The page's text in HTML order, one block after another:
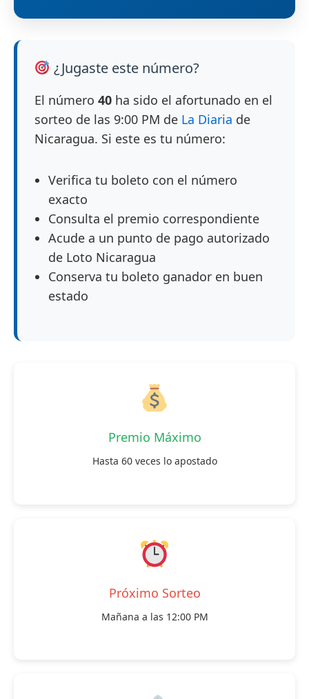
¿Jugaste este número?
El número 40 ha sido el afortunado en el
sorteo de las 9:00 PM de La Diaria de
Nicaragua. Si este es tu número:
Verifica tu boleto con el número
exacto
Consulta el premio correspondiente
Acude a un punto de pago autorizado
de Loto Nicaragua
Conserva tu boleto ganador en buen
estado
Premio Máximo
Hasta 60 veces lo apostado
Próximo Sorteo
Mañana a las 12:00 PM